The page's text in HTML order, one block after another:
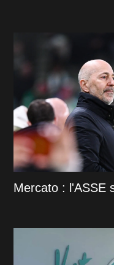
Mercato : l'ASSE